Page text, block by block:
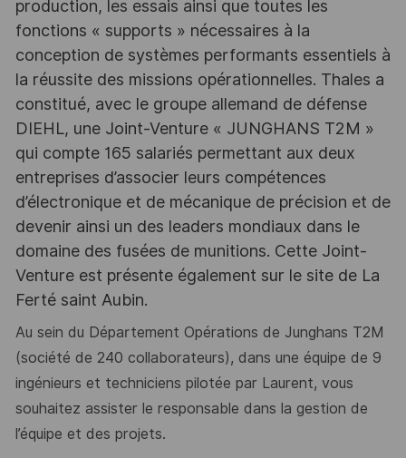
production, les essais ainsi que toutes les
fonctions « supports » nécessaires à la
conception de systèmes performants essentiels à
la réussite des missions opérationnelles. Thales a
constitué, avec le groupe allemand de défense
DIEHL, une Joint-Venture « JUNGHANS T2M »
qui compte 165 salariés permettant aux deux
entreprises d’associer leurs compétences
d’électronique et de mécanique de précision et de
devenir ainsi un des leaders mondiaux dans le
domaine des fusées de munitions. Cette Joint-
Venture est présente également sur le site de La
Ferté saint Aubin.
Au sein du Département Opérations de Junghans T2M
(société de 240 collaborateurs), dans une équipe de 9
ingénieurs et techniciens pilotée par Laurent, vous
souhaitez assister le responsable dans la gestion de
l’équipe et des projets.